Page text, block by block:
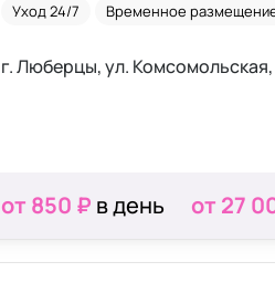
Уход 24/7 Временное
г. Люберцы, ул. Комсомольская,
от 850 ₽ в день от 27